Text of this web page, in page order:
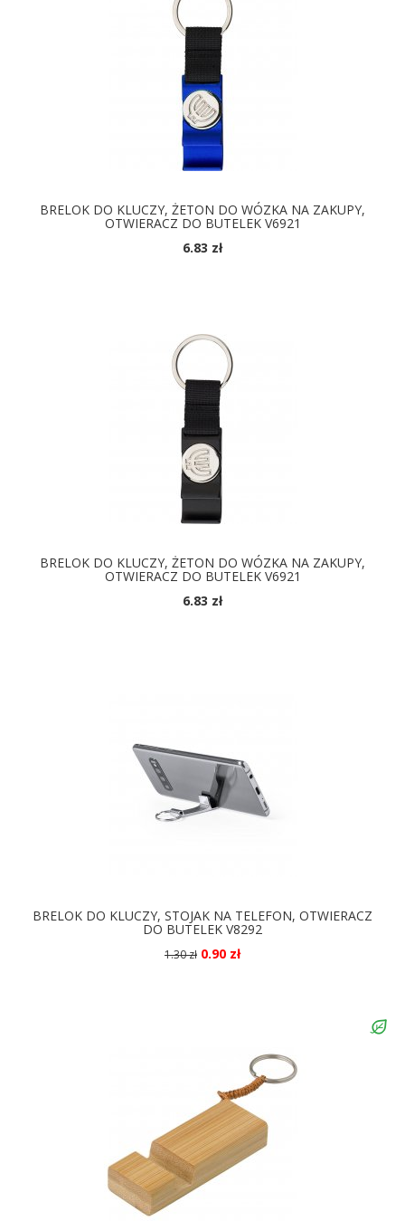
BRELOK DO KLUCZY, ŻETON DO WÓZKA NA ZAKUPY,
OTWIERACZ DO BUTELEK V6921
6.83 zł
BRELOK DO KLUCZY, ŻETON DO WÓZKA NA ZAKUPY,
OTWIERACZ DO BUTELEK V6921
6.83 zł
BRELOK DO KLUCZY, STOJAK NA TELEFON, OTWIERACZ
DO BUTELEK V8292
1.30 zł 0.90 zł